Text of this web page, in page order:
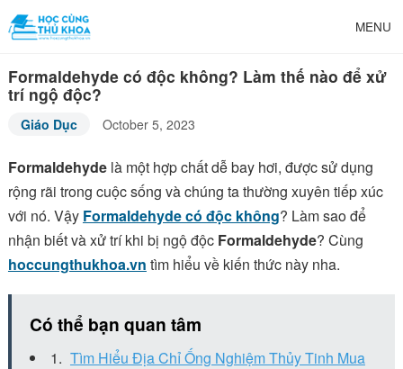
MENU
Formaldehyde có độc không? Làm thế nào để xử
trí ngộ độc?
Giáo Dục October 5, 2023
Formaldehydelà một hợp chất dễ bay hơi, được sử dụng
rộng rãi trong cuộc sống và chúng ta thường xuyên tiếp xúc
với nó. Vậy Formaldehyde có độc không? Làm sao để
nhận biết và xử trí khi bị ngộ độc Formaldehyde? Cùng
hoccungthukhoa.vn tìm hiểu về kiến thức này nha.
Có thể bạn quan tâm
Tìm Hiểu Địa Chỉ Ống Nghiệm Thủy Tinh Mua